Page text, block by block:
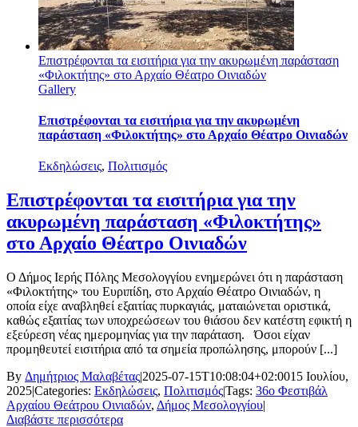
Επιστρέφονται τα εισιτήρια για την ακυρωμένη παράσταση
«Φιλοκτήτης» στο Αρχαίο Θέατρο Οινιαδών
Gallery
Επιστρέφονται τα εισιτήρια για την ακυρωμένη
παράσταση «Φιλοκτήτης» στο Αρχαίο Θέατρο Οινιαδών
Εκδηλώσεις, Πολιτισμός
Επιστρέφονται τα εισιτήρια για την
ακυρωμένη παράσταση «Φιλοκτήτης»
στο Αρχαίο Θέατρο Οινιαδών
Ο Δήμος Ιερής Πόλης Μεσολογγίου ενημερώνει ότι η παράσταση
«Φιλοκτήτης» του Ευριπίδη, στο Αρχαίο Θέατρο Οινιαδών, η
οποία είχε αναβληθεί εξαιτίας πυρκαγιάς, ματαιώνεται οριστικά,
καθώς εξαιτίας των υποχρεώσεων του θιάσου δεν κατέστη εφικτή η
εξεύρεση νέας ημερομηνίας για την παράταση. Όσοι είχαν
προμηθευτεί εισιτήρια από τα σημεία προπώλησης, μπορούν [...]
By Δημήτριος Μαλαβέτας|2025-07-15T10:08:04+02:0015 Ιουλίου,
2025|Categories: Εκδηλώσεις, Πολιτισμός|Tags: 36ο Φεστιβάλ
Αρχαίου Θεάτρου Οινιαδών, Δήμος Μεσολογγίου|
Διαβάστε περισσότερα